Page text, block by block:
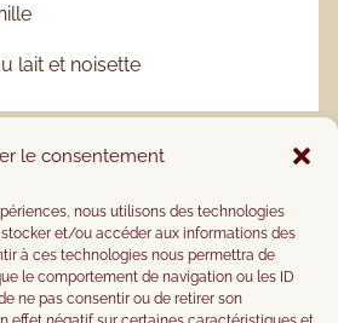
le consentement
nous utilisons des technologies
et/ou accéder aux informations des
à ces technologies nous permettra de
le comportement de navigation ou les ID
ne pas consentir ou de retirer son
lait et noisette